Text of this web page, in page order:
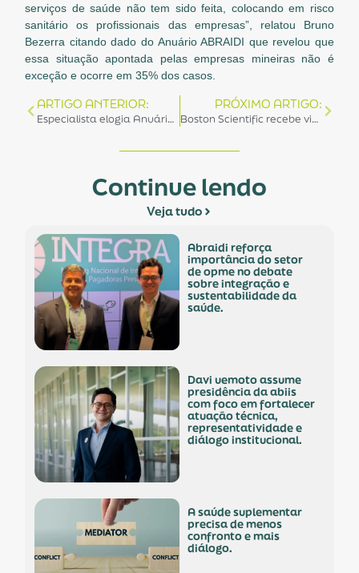
serviços de saúde não tem sido feita, colocando em risco
sanitário os profissionais das empresas”, relatou Bruno
Bezerra citando dado do Anuário ABRAIDI que revelou que
essa situação apontada pelas empresas mineiras não é
exceção e ocorre em 35% dos casos.
ARTIGO ANTERIOR:
Especialista elogia Anuário da ABRAIDI e atuação de associadas
PRÓXIMO ARTIGO:
Boston Scientific recebe visita de diretores da ABRAIDI
Continue lendo
Veja tudo
abraidi reforça
importância do setor
de opme no debate
sobre integração e
sustentabilidade da
saúde.
davi uemoto assume
presidência da abiis
com foco em fortalecer
atuação técnica,
representatividade e
diálogo institucional.
a saúde suplementar
precisa de menos
confronto e mais
diálogo.